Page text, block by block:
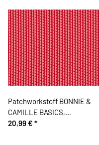
Patchworkstoff BONNIE &
CAMILLE BASICS,
Wellenstreifen, lachsrosa-rot,
20,99 € *